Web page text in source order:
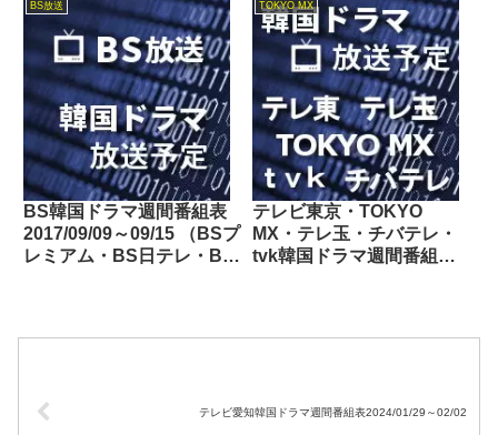
BS放送
BS韓国ドラマ週間番組表
2017/09/09～09/15 （BSプ
レミアム・BS日テレ・BS
TOKYO MX
テレビ東京・TOKYO
MX・テレ玉・チバテレ・
tvk韓国ドラマ週間番組表
テレビ愛知韓国ドラマ週間番組表2024/01/29～02/02